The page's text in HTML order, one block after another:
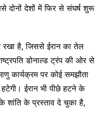
दोनों देशों में फिर से संघर्ष शुरू
रखा है, जिससे ईरान का तेल
डोनाल्ड ट्रंप की ओर से
कार्यक्रम पर कोई समझौता
ईरान भी पीछे हटने के
शांति के प्रस्ताव दे चुका है,